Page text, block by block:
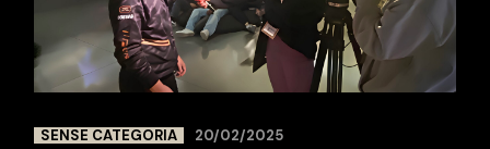
SENSE CATEGORIA 20/02/2025